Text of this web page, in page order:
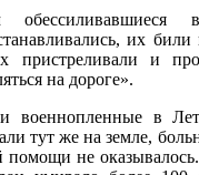
обессиливавшиеся
их
пристреливали и
на дороге».
военнопленные в
тут же на земле,
помощи не